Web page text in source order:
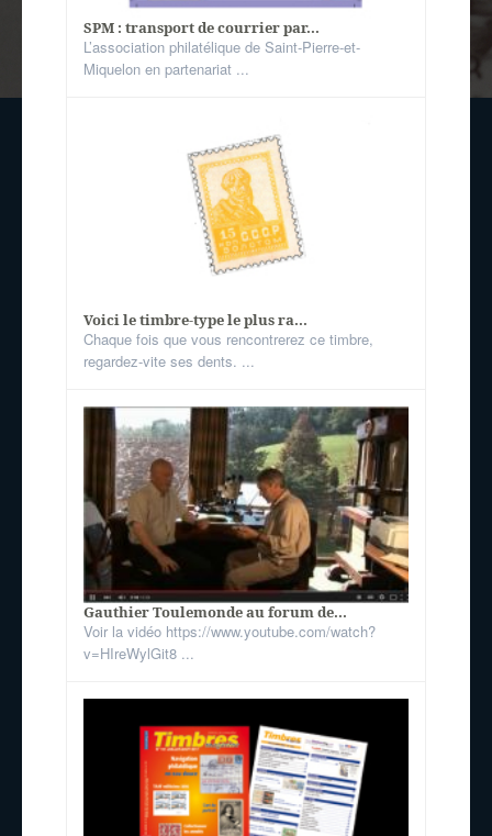
SPM : transport de courrier par...
L’association philatélique de Saint-Pierre-et-
Miquelon en partenariat ...
Voici le timbre-type le plus ra...
Chaque fois que vous rencontrerez ce timbre,
regardez-vite ses dents. ...
Gauthier Toulemonde au forum de...
Voir la vidéo https://www.youtube.com/watch?
v=HIreWylGit8 ...